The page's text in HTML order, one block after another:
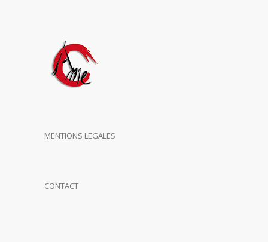
MENTIONS LEGALES
CONTACT